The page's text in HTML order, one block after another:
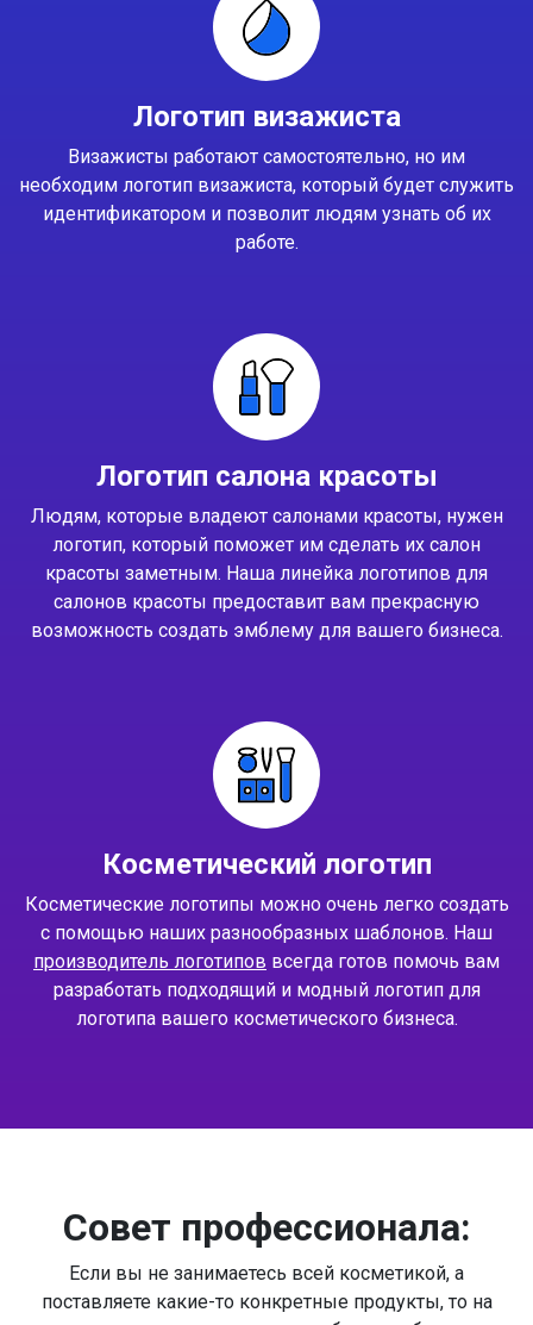
Логотип визажиста
Визажисты работают самостоятельно, но им
необходим логотип визажиста, который будет служить
идентификатором и позволит людям узнать об их
работе.
Логотип салона красоты
Людям, которые владеют салонами красоты, нужен
логотип, который поможет им сделать их салон
красоты заметным. Наша линейка логотипов для
салонов красоты предоставит вам прекрасную
возможность создать эмблему для вашего бизнеса.
Косметический логотип
Косметические логотипы можно очень легко создать
с помощью наших разнообразных шаблонов. Наш
производитель логотипов всегда готов помочь вам
разработать подходящий и модный логотип для
логотипа вашего косметического бизнеса.
Совет профессионала:
Если вы не занимаетесь всей косметикой, а
поставляете какие-то конкретные продукты, то на